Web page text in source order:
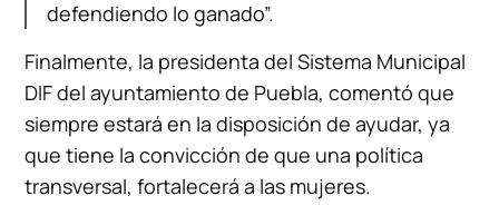
defendiendo lo ganado”.
Finalmente, la presidenta del Sistema Municipal
DIF del ayuntamiento de Puebla, comentó que
siempre estará en la disposición de ayudar, ya
que tiene la convicción de que una política
transversal, fortalecerá a las mujeres.